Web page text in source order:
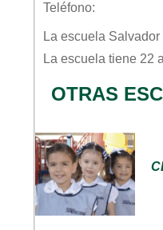
Teléfono:
La escuela Salvador
La escuela tiene 22
OTRAS